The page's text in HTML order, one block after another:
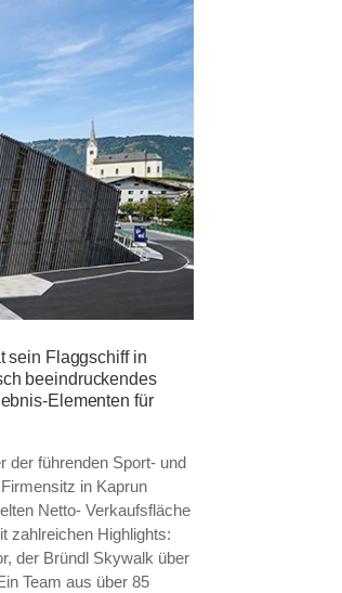
sein Flaggschiff in
beeindruckendes
Elementen für
der führenden Sport- und
in Kaprun
Netto- Verkaufsfläche
zahlreichen Highlights:
der Bründl Skywalk über
Team aus über 85